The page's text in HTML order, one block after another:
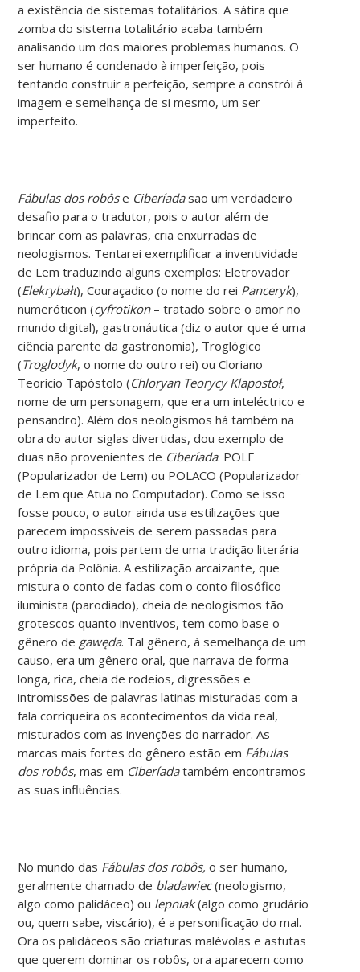
a existência de sistemas totalitários. A sátira que
zomba do sistema totalitário acaba também
analisando um dos maiores problemas humanos. O
ser humano é condenado à imperfeição, pois
tentando construir a perfeição, sempre a constrói à
imagem e semelhança de si mesmo, um ser
imperfeito.
Fábulas dos robôse Ciberíadasão um verdadeiro
desafio para o tradutor, pois o autor além de
brincar com as palavras, cria enxurradas de
neologismos. Tentarei exemplificar a inventividade
de Lem traduzindo alguns exemplos: Eletrovador
(Elekrybałt), Couraçadico (o nome do rei Panceryk),
numeróticon (cyfrotikon– tratado sobre o amor no
mundo digital), gastronáutica (diz o autor que é uma
ciência parente da gastronomia), Troglógico
(Troglodyk, o nome do outro rei) ou Cloriano
Teorício Tapóstolo (Chloryan Teorycy Klapostoł,
nome de um personagem, que era um inteléctrico e
pensandro). Além dos neologismos há também na
obra do autor siglas divertidas, dou exemplo de
duas não provenientes de Ciberíada: POLE
(Popularizador de Lem) ou POLACO (Popularizador
de Lem que Atua no Computador). Como se isso
fosse pouco, o autor ainda usa estilizações que
parecem impossíveis de serem passadas para
outro idioma, pois partem de uma tradição literária
própria da Polônia. A estilização arcaizante, que
mistura o conto de fadas com o conto filosófico
iluminista (parodiado), cheia de neologismos tão
grotescos quanto inventivos, tem como base o
gênero de gawęda. Tal gênero, à semelhança de um
causo, era um gênero oral, que narrava de forma
longa, rica, cheia de rodeios, digressões e
intromissões de palavras latinas misturadas com a
fala corriqueira os acontecimentos da vida real,
misturados com as invenções do narrador. As
marcas mais fortes do gênero estão em Fábulas
dos robôs, mas em Ciberíadatambém encontramos
as suas influências.
No mundo das Fábulas dos robôs, o ser humano,
geralmente chamado de bladawiec(neologismo,
algo como palidáceo) ou lepniak(algo como grudário
ou, quem sabe, viscário), é a personificação do mal.
Ora os palidáceos são criaturas malévolas e astutas
que querem dominar os robôs, ora aparecem como